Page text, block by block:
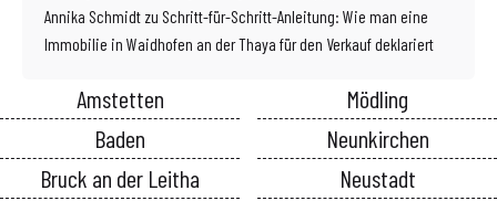
Annika Schmidt zu Schritt-für-Schritt-Anleitung: Wie man eine
Immobilie in Waidhofen an der Thaya für den Verkauf deklariert
Amstetten
Baden
Bruck an der Leitha
Mödling
Neunkirchen
Neustadt